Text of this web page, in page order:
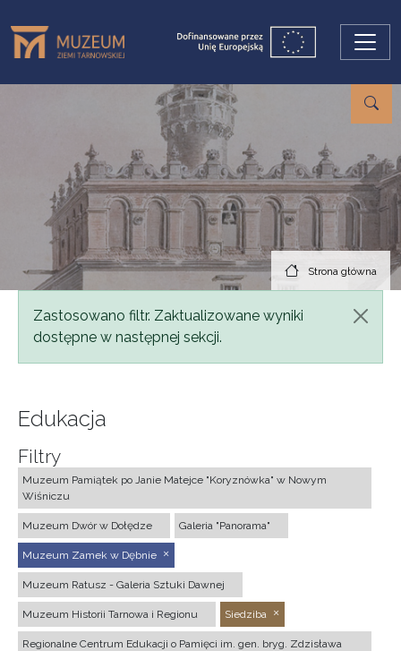
Strona główna
Komunikat
Zastosowano filtr. Zaktualizowane wyniki
dostępne w następnej sekcji.
Edukacja
Filtry
Muzeum Pamiątek po Janie Matejce "Koryznówka" w Nowym
Wiśniczu
Muzeum Dwór w Dołędze Galeria "Panorama"
Muzeum Zamek w Dębnie
Muzeum Ratusz - Galeria Sztuki Dawnej
Muzeum Historii Tarnowa i Regionu Siedziba
Regionalne Centrum Edukacji o Pamięci im. gen. bryg. Zdzisława